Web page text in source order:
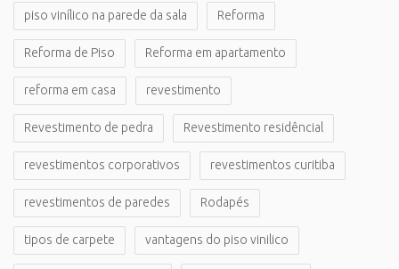
piso vinílico na parede da sala Reforma
Reforma de Piso Reforma em apartamento
reforma em casa revestimento
Revestimento de pedra Revestimento residêncial
revestimentos corporativos revestimentos curitiba
revestimentos de paredes Rodapés
tipos de carpete vantagens do piso vinilico